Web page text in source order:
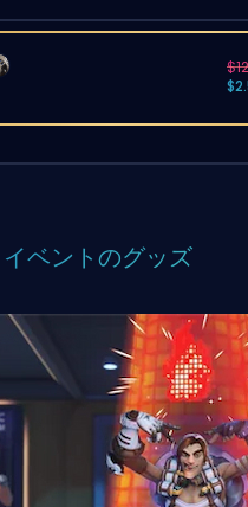
ベントのグッズ